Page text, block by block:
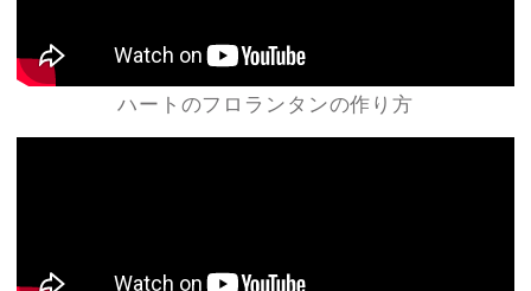
ハートのフロランタンの作り方